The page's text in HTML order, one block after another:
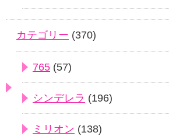
カテゴリー (370)
765 (57)
シンデレラ (196)
ミリオン (138)